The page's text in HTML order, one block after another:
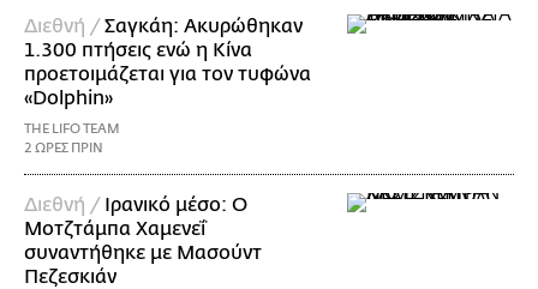
Διεθνή /Σαγκάη: Ακυρώθηκαν
1.300 πτήσεις ενώ η Κίνα
προετοιμάζεται για τον τυφώνα
«Dolphin»
THE LIFO TEAM
2 ΩΡΕΣ ΠΡΙΝ
Διεθνή / Ιρανικό μέσο: Ο
Μοτζτάμπα Χαμενεΐ
συναντήθηκε με Μασούντ
Πεζεσκιάν